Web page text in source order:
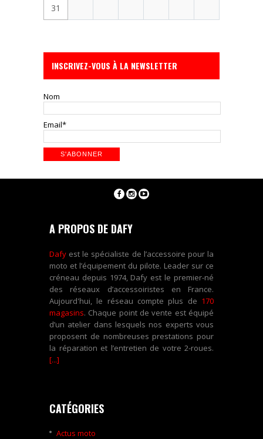
31
INSCRIVEZ-VOUS À LA NEWSLETTER
Nom
Email*
A PROPOS DE DAFY
Dafy est le spécialiste de l’accessoire pour la
moto et l’équipement du pilote. Leader sur ce
créneau depuis 1974, Dafy est le premier-né
des réseaux d’accessoiristes en France.
Aujourd'hui, le réseau compte plus de 170
magasins. Chaque point de vente est équipé
d’un atelier dans lesquels nos experts vous
proposent de nombreuses prestations pour
la réparation et l’entretien de votre 2-roues.
[...]
CATÉGORIES
Actus moto